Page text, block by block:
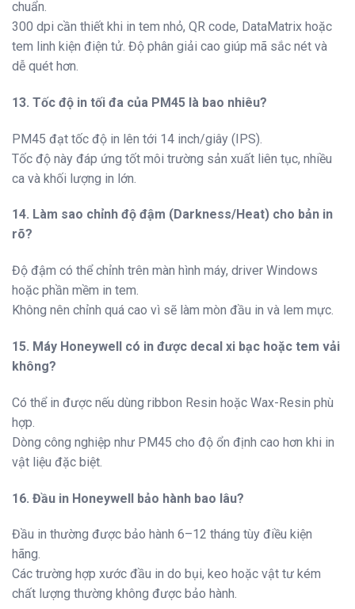
chuẩn.
300 dpi cần thiết khi in tem nhỏ, QR code, DataMatrix hoặc
tem linh kiện điện tử. Độ phân giải cao giúp mã sắc nét và
dễ quét hơn.
13. Tốc độ in tối đa của PM45 là bao nhiêu?
PM45 đạt tốc độ in lên tới 14 inch/giây (IPS).
Tốc độ này đáp ứng tốt môi trường sản xuất liên tục, nhiều
ca và khối lượng in lớn.
14. Làm sao chỉnh độ đậm (Darkness/Heat) cho bản in
rõ?
Độ đậm có thể chỉnh trên màn hình máy, driver Windows
hoặc phần mềm in tem.
Không nên chỉnh quá cao vì sẽ làm mòn đầu in và lem mực.
15. Máy Honeywell có in được decal xi bạc hoặc tem vải
không?
Có thể in được nếu dùng ribbon Resin hoặc Wax-Resin phù
hợp.
Dòng công nghiệp như PM45 cho độ ổn định cao hơn khi in
vật liệu đặc biệt.
16. Đầu in Honeywell bảo hành bao lâu?
Đầu in thường được bảo hành 6–12 tháng tùy điều kiện
hãng.
Các trường hợp xước đầu in do bụi, keo hoặc vật tư kém
chất lượng thường không được bảo hành.